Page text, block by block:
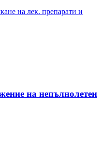
на лек. препарати и
на непълнолетен